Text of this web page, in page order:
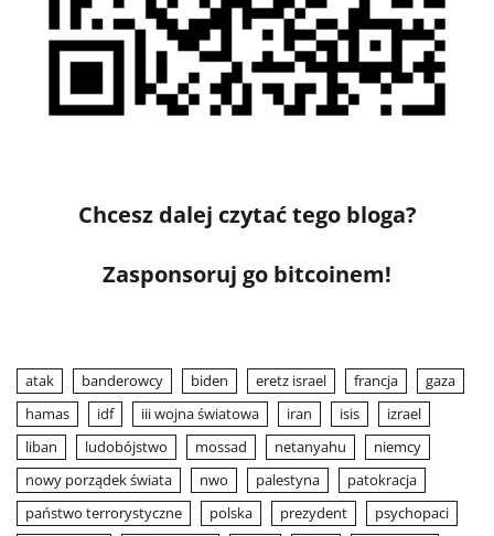
Chcesz dalej czytać tego bloga?
Zasponsoruj go bitcoinem!
atak banderowcy biden eretz israel francja
gaza
hamas
idf iii wojna światowa iran isis
izrael
liban
ludobójstwo mossad netanyahu
niemcy
nowy porządek świata
nwo palestyna
patokracja
państwo terrorystyczne
polska prezydent psychopaci